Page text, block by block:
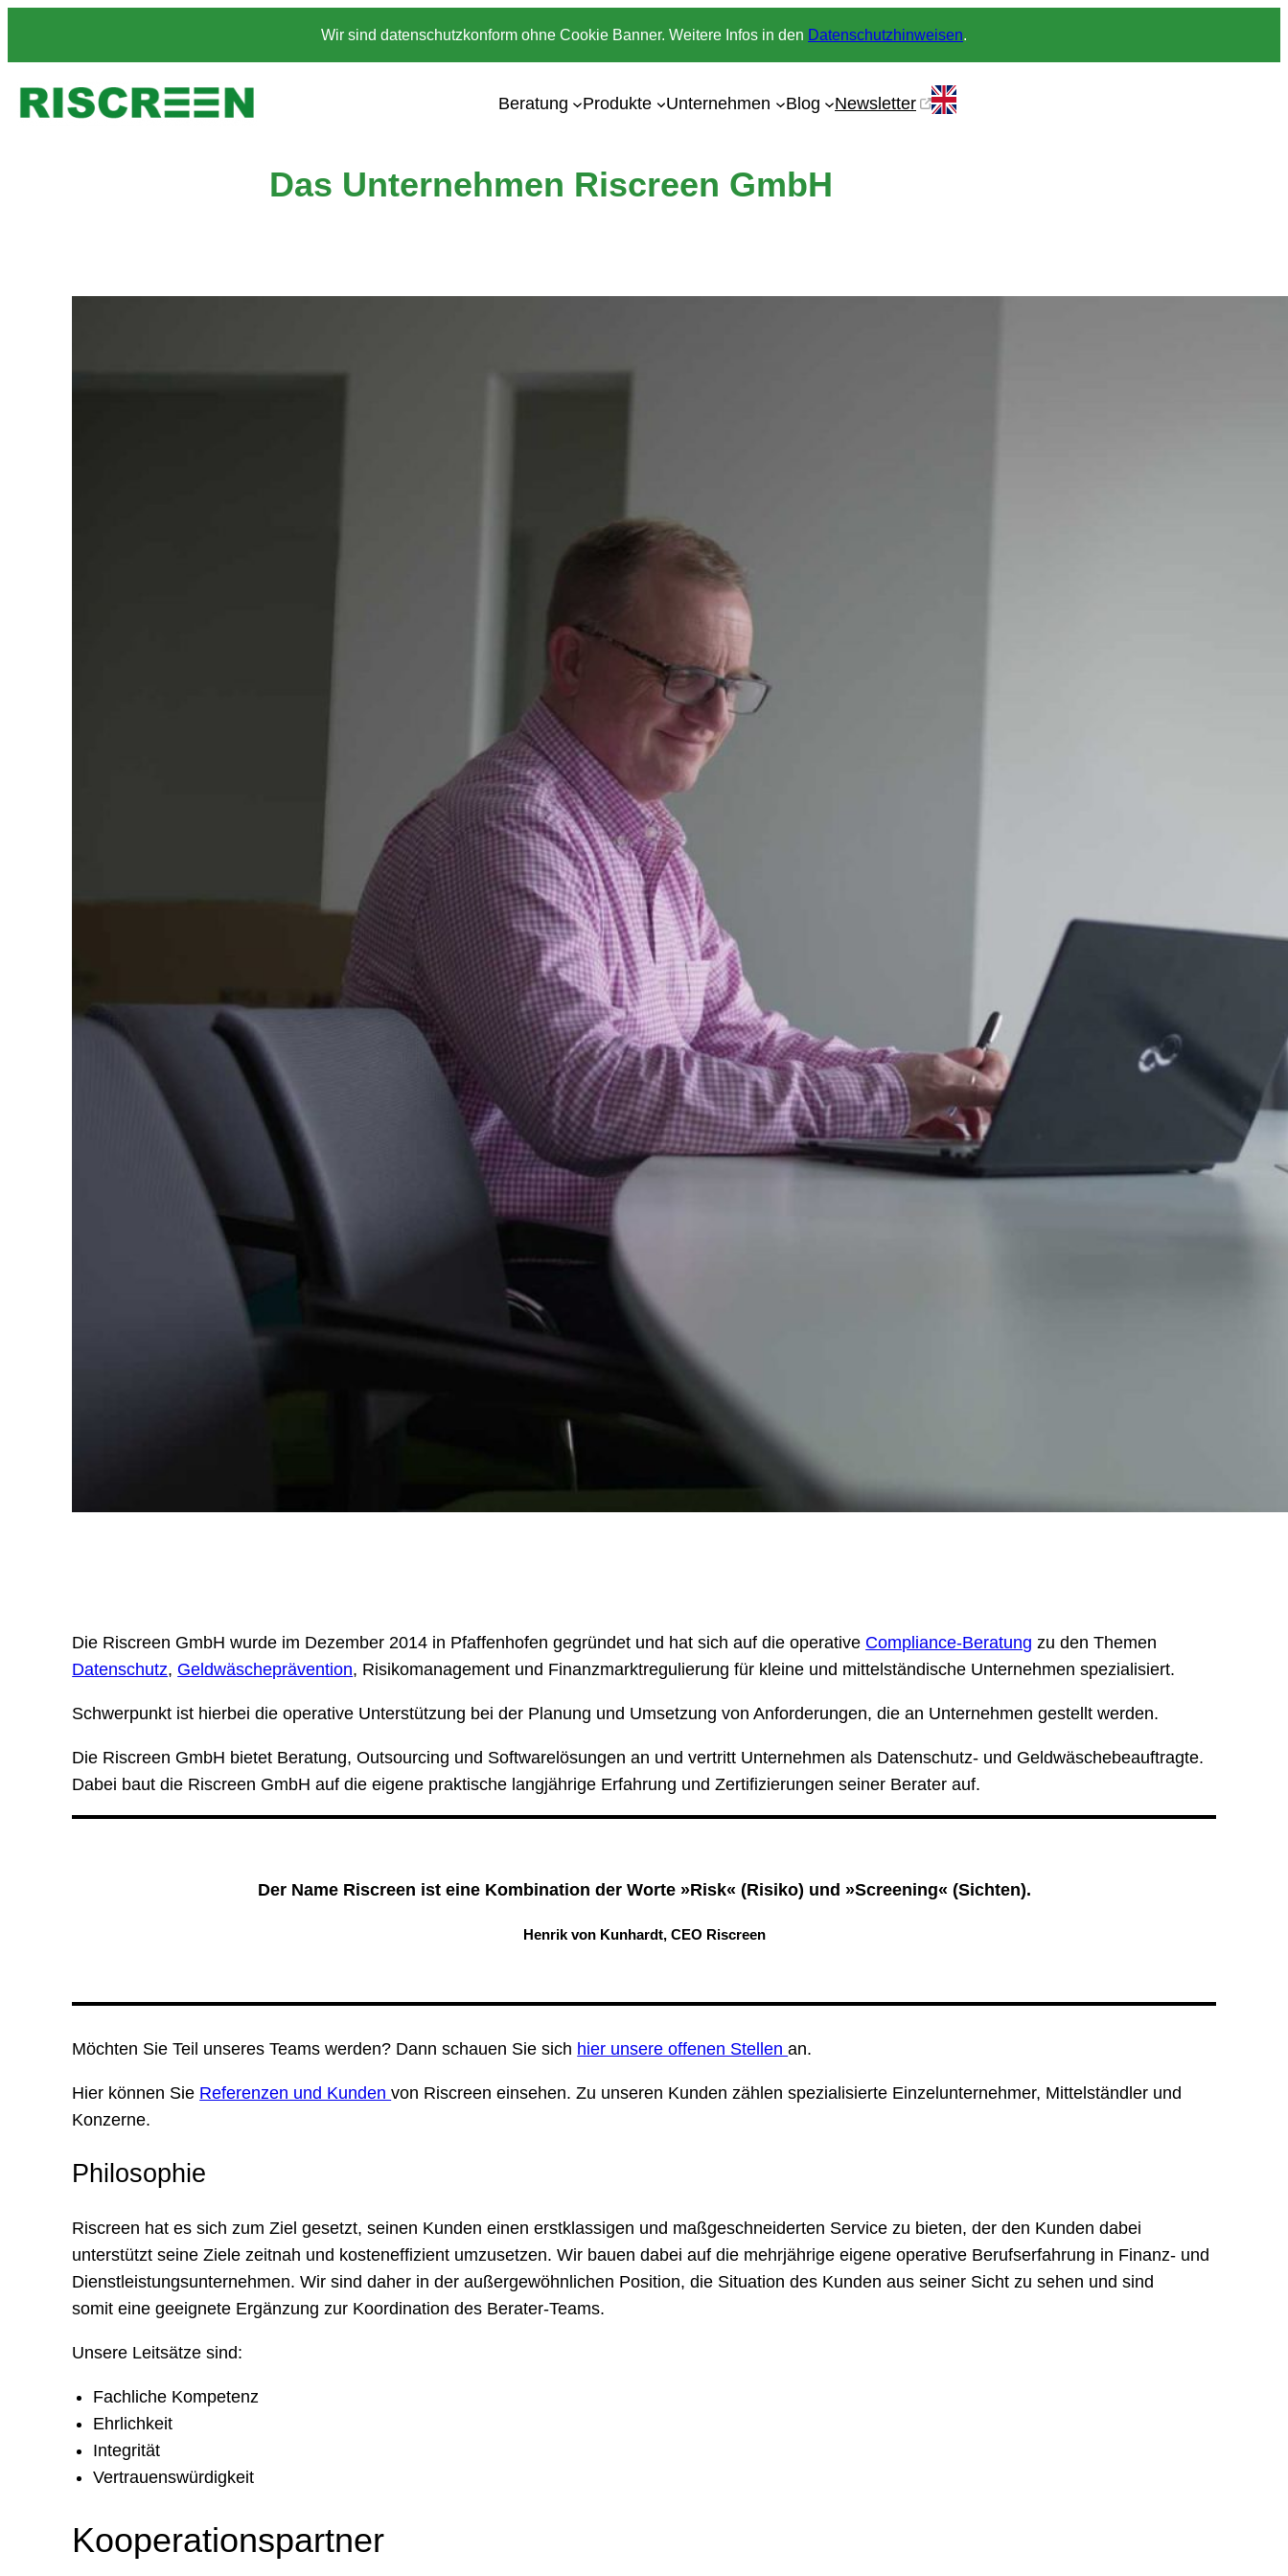
Wir sind datenschutzkonform ohne Cookie Banner. Weitere Infos in den Datenschutzhinweisen.
Beratung Produkte Unternehmen Blog Newsletter
Das Unternehmen Riscreen GmbH
Die Riscreen GmbH wurde im Dezember 2014 in Pfaffenhofen gegründet und hat sich auf die operative Compliance-Beratung zu den Themen
Datenschutz, Geldwäscheprävention, Risikomanagement und Finanzmarktregulierung für kleine und mittelständische Unternehmen spezialisiert.
Schwerpunkt ist hierbei die operative Unterstützung bei der Planung und Umsetzung von Anforderungen, die an Unternehmen gestellt werden.
Die Riscreen GmbH bietet Beratung, Outsourcing und Softwarelösungen an und vertritt Unternehmen als Datenschutz- und Geldwäschebeauftragte.
Dabei baut die Riscreen GmbH auf die eigene praktische langjährige Erfahrung und Zertifizierungen seiner Berater auf.
Der Name Riscreen ist eine Kombination der Worte »Risk« (Risiko) und »Screening« (Sichten).
Henrik von Kunhardt, CEO Riscreen
Möchten Sie Teil unseres Teams werden? Dann schauen Sie sich hier unsere offenen Stellenan.
Hier können Sie Referenzen und Kundenvon Riscreen einsehen. Zu unseren Kunden zählen spezialisierte Einzelunternehmer, Mittelständler und
Konzerne.
Philosophie
Riscreen hat es sich zum Ziel gesetzt, seinen Kunden einen erstklassigen und maßgeschneiderten Service zu bieten, der den Kunden dabei
unterstützt seine Ziele zeitnah und kosteneffizient umzusetzen. Wir bauen dabei auf die mehrjährige eigene operative Berufserfahrung in Finanz- und
Dienstleistungsunternehmen. Wir sind daher in der außergewöhnlichen Position, die Situation des Kunden aus seiner Sicht zu sehen und sind
somit eine geeignete Ergänzung zur Koordination des Berater-Teams.
Unsere Leitsätze sind:
Fachliche Kompetenz
Ehrlichkeit
Integrität
Vertrauenswürdigkeit
Kooperationspartner